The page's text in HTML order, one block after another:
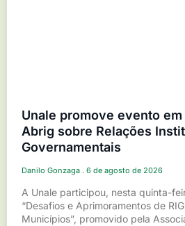
Unale promove evento
Abrig sobre Relações
Governamentais
Danilo Gonzaga 6 de agosto de 2026
A Unale participou, nesta quinta-
“Desafios e Aprimoramentos de
Municípios”, promovido pela